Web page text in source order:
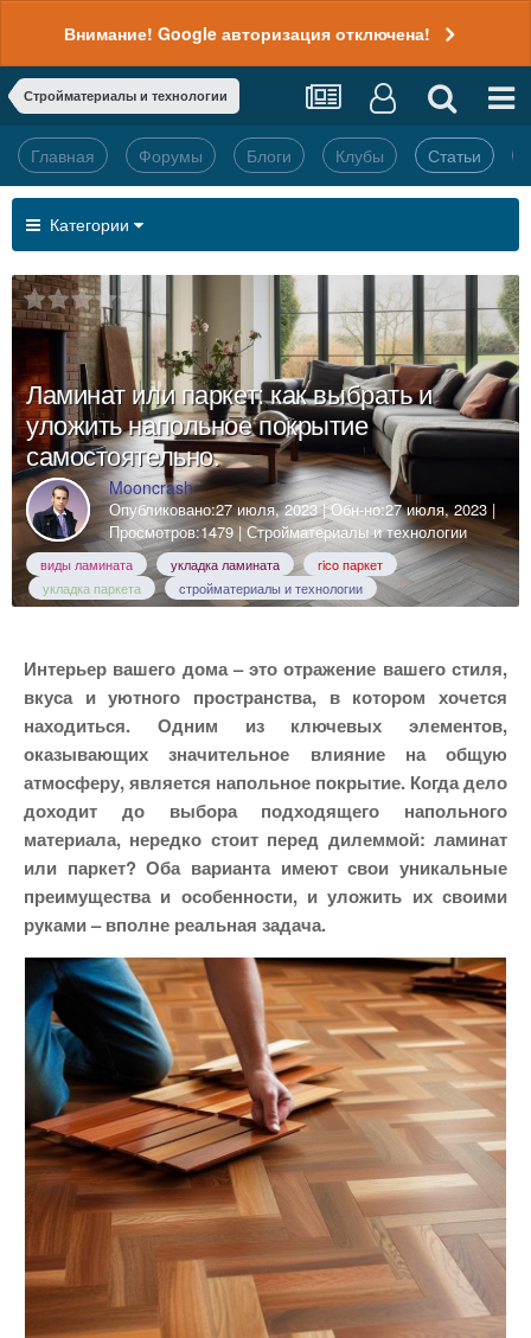
Внимание! Google авторизация отключена!
Стройматериалы и технологии
Главная Форумы Блоги Клубы Статьи
Категории
Ламинат или паркет: как выбрать и
уложить напольное покрытие
самостоятельно.
Mooncrash
Опубликовано:27 июля, 2023| Обн-но:27 июля, 2023 |
Просмотров:1479 |Стройматериалы и технологии
виды ламината укладка ламината
rico паркет
укладка паркета
стройматериалы и технологии
Интерьер вашего дома – это отражение вашего стиля,
вкуса и уютного пространства, в котором хочется
находиться. Одним из ключевых элементов,
оказывающих значительное влияние на общую
атмосферу, является напольное покрытие. Когда дело
доходит до выбора подходящего напольного
материала, нередко стоит перед дилеммой: ламинат
или паркет? Оба варианта имеют свои уникальные
преимущества и особенности, и уложить их своими
руками – вполне реальная задача.